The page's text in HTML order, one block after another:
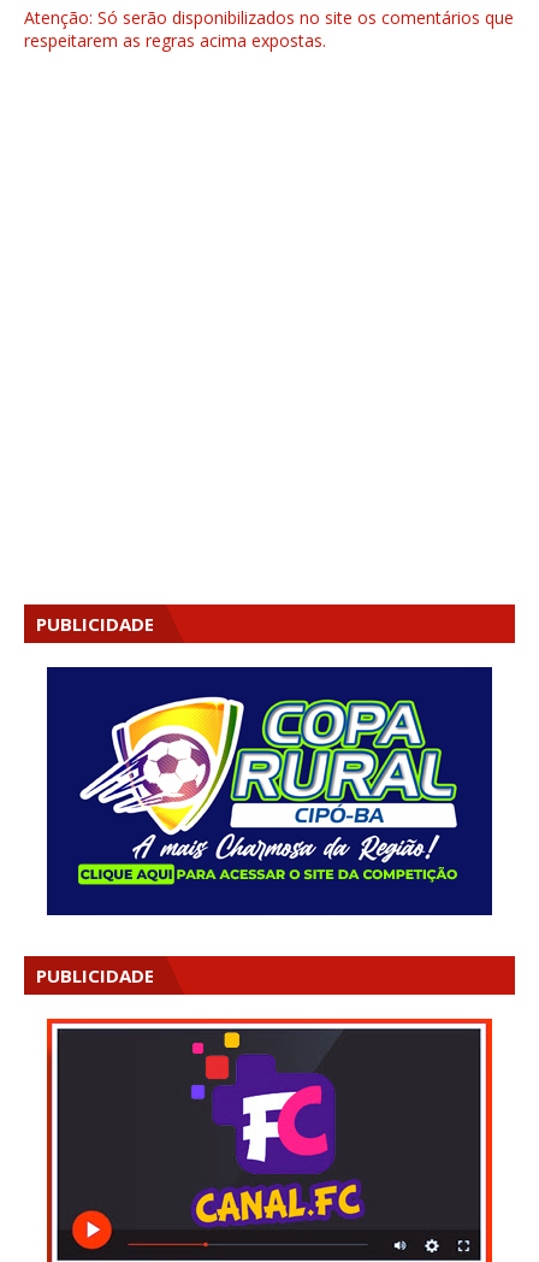
Atenção: Só serão disponibilizados no site os comentários que
respeitarem as regras acima expostas.
PUBLICIDADE
PUBLICIDADE